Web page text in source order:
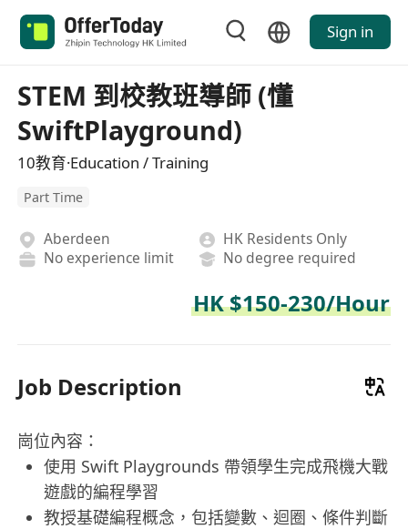
Sign in
STEM 到校教班導師 (懂
SwiftPlayground)
10教育·Education / Training
Part Time
Aberdeen
HK Residents Only
No experience limit
No degree required
HK $150-230/Hour
Job Description
崗位內容：
使用 Swift Playgrounds 帶領學生完成飛機大戰
遊戲的編程學習
教授基礎編程概念，包括變數、迴圈、條件判斷